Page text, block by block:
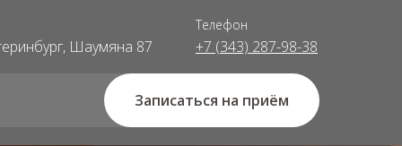
Шаумяна 87
Телефон
+7 (343) 287-98-38
Записаться на приём